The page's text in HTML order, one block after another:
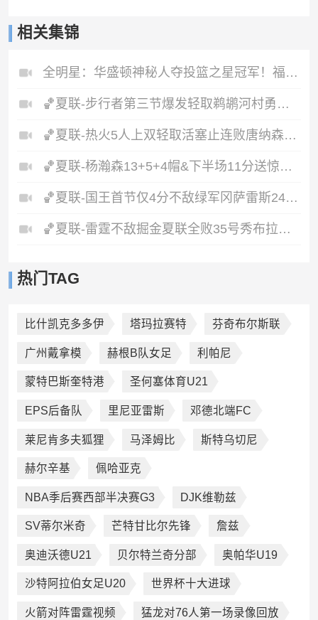
相关集锦
全明星：华盛顿神秘人夺投篮之星冠军！福德夺得三分大赛冠军！
🏀夏联-步行者第三节爆发轻取鹈鹕河村勇辉5+5+12斯劳森22分
🏀夏联-热火5人上双轻取活塞止连败唐纳森20+8+10奥科里27分
🏀夏联-杨瀚森13+5+4帽&下半场11分送惊艳妙传开拓者力克掘金
🏀夏联-国王首节仅4分不敌绿军冈萨雷斯24+10+5塞纳克10+12
🏀夏联-雷霆不敌掘金夏联全败35号秀布拉齐尔32+6马拉14+7+6
热门TAG
比什凯克多多伊 塔玛拉赛特 芬奇布尔斯联
广州戴拿模 赫根B队女足 利帕尼
蒙特巴斯奎特港 圣何塞体育U21
EPS后备队 里尼亚雷斯 邓德北端FC
莱尼肯多夫狐狸 马泽姆比 斯特乌切尼
赫尔辛基 佩哈亚克
NBA季后赛西部半决赛G3 DJK维勒兹
SV蒂尔米奇 芒特甘比尔先锋 詹兹
奥迪沃德U21 贝尔特兰奇分部 奥帕华U19
沙特阿拉伯女足U20 世界杯十大进球
火箭对阵雷霆视频 猛龙对76人第一场录像回放